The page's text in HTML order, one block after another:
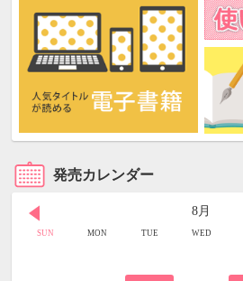
発売カレンダー
8月
SUN MON TUE WED